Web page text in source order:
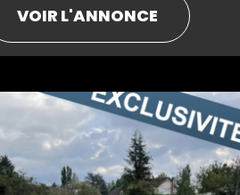
VOIR L'ANNONCE